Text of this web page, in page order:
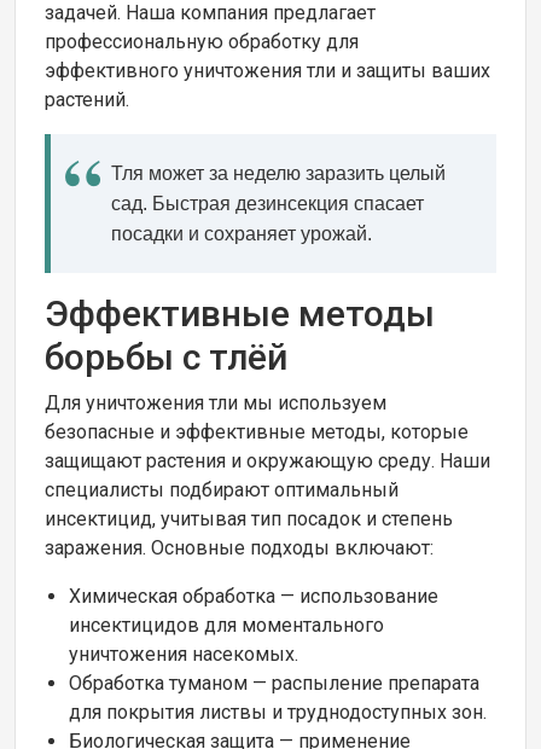
задачей. Наша компания предлагает
профессиональную обработку для
эффективного уничтожения тли и защиты ваших
растений.
Тля может за неделю заразить целый
сад. Быстрая дезинсекция спасает
посадки и сохраняет урожай.
Эффективные методы
борьбы с тлёй
Для уничтожения тли мы используем
безопасные и эффективные методы, которые
защищают растения и окружающую среду. Наши
специалисты подбирают оптимальный
инсектицид, учитывая тип посадок и степень
заражения. Основные подходы включают:
Химическая обработка — использование
инсектицидов для моментального
уничтожения насекомых.
Обработка туманом — распыление препарата
для покрытия листвы и труднодоступных зон.
Биологическая защита — применение